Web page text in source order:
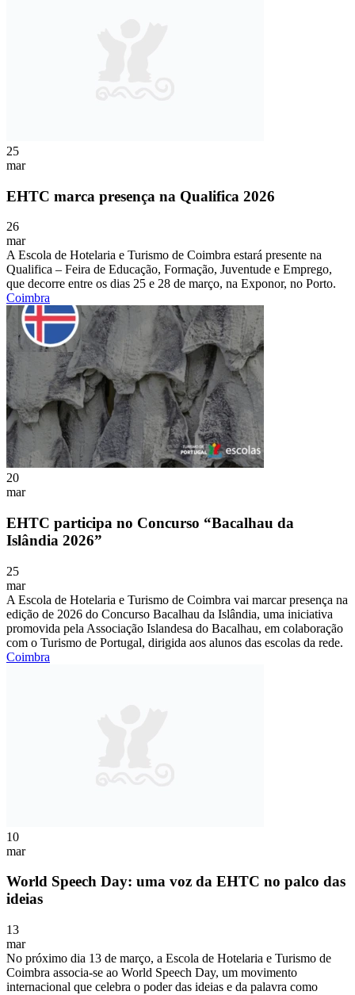
25
mar
EHTC marca presença na Qualifica 2026
26
mar
A Escola de Hotelaria e Turismo de Coimbra estará presente na
Qualifica – Feira de Educação, Formação, Juventude e Emprego,
que decorre entre os dias 25 e 28 de março, na Exponor, no Porto.
Coimbra
20
mar
EHTC participa no Concurso “Bacalhau da
Islândia 2026”
25
mar
A Escola de Hotelaria e Turismo de Coimbra vai marcar presença na
edição de 2026 do Concurso Bacalhau da Islândia, uma iniciativa
promovida pela Associação Islandesa do Bacalhau, em colaboração
com o Turismo de Portugal, dirigida aos alunos das escolas da rede.
Coimbra
10
mar
World Speech Day: uma voz da EHTC no palco das
ideias
13
mar
No próximo dia 13 de março, a Escola de Hotelaria e Turismo de
Coimbra associa-se ao World Speech Day, um movimento
internacional que celebra o poder das ideias e da palavra como